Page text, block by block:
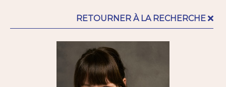
RETOURNER À LA RECHERCHE